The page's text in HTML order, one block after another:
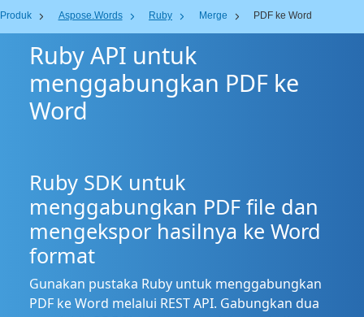
Produk Aspose.Words Ruby Merge PDF ke Word
Ruby API untuk
menggabungkan PDF ke
Word
Ruby SDK untuk
menggabungkan PDF file dan
mengekspor hasilnya ke Word
format
Gunakan pustaka Ruby untuk menggabungkan
PDF ke Word melalui REST API. Gabungkan dua